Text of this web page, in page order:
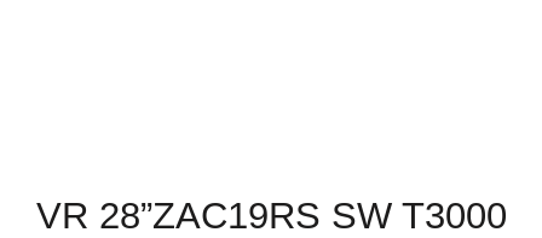
VR 28”ZAC19RS SW T3000